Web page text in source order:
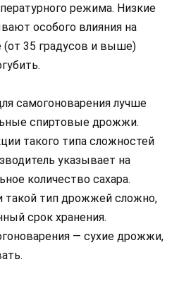
режима. Низкие
особого влияния на
35 градусов и выше)
самогоноварения лучше
спиртовые дрожжи.
такого типа сложностей
указывает на
количество сахара.
такой тип дрожжей сложно,
срок хранения.
— сухие дрожжи,